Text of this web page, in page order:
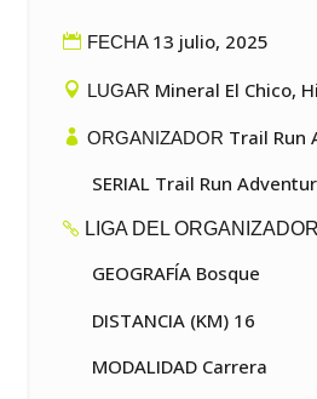
FECHA 13 julio, 2025
LUGAR Mineral El Chico,
ORGANIZADOR Trail Run
SERIAL Trail Run
LIGA DEL ORGANIZADOR
GEOGRAFÍA Bosque
DISTANCIA (KM) 16
MODALIDAD Carrera